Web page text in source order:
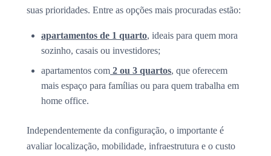
suas prioridades. Entre as opções mais procuradas estão:
apartamentos de 1 quarto, ideais para quem mora
sozinho, casais ou investidores;
apartamentos com 2 ou 3 quartos, que oferecem
mais espaço para famílias ou para quem trabalha em
home office.
Independentemente da configuração, o importante é
avaliar localização, mobilidade, infraestrutura e o custo